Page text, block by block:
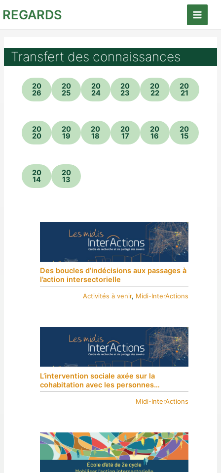
auREGARDS
Main
Transfert des connaissances
20
26
20
25
20
24
20
23
20
22
20
21
20
20
20
19
20
18
20
17
20
16
20
15
20
14
20
13
Des boucles d’indécisions aux passages à
l’action intersectorielle
Activités à venir, Midi-InterActions
L’intervention sociale axée sur la
cohabitation avec les personnes
marginalisées : le cas de la Grande
Midi-InterActions